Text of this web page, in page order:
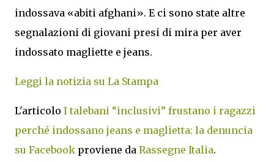
indossava «abiti afghani». E ci sono state altre
segnalazioni di giovani presi di mira per aver
indossato magliette e jeans.
Leggi la notizia su La Stampa
L'articolo I talebani “inclusivi” frustano i ragazzi
perché indossano jeans e maglietta: la denuncia
su Facebook proviene da Rassegne Italia.